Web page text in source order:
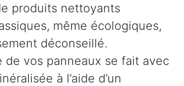
produits nettoyants
même écologiques,
déconseillé.
de vos panneaux se fait avec
à l’aide d’un